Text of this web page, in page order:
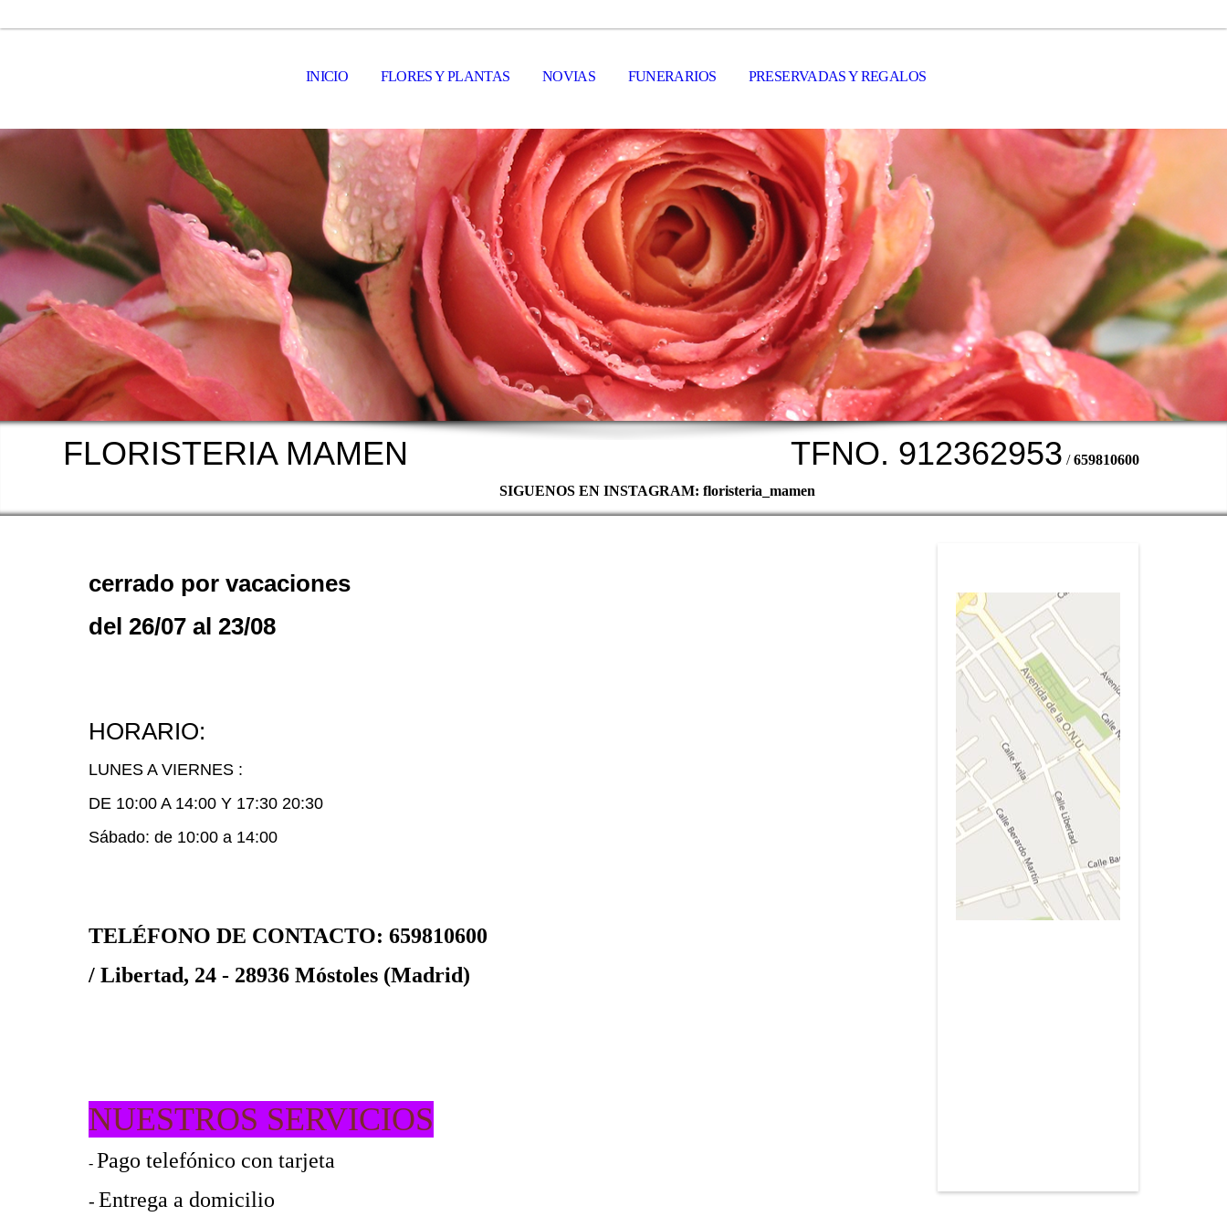
INICIO FLORES Y PLANTAS NOVIAS FUNERARIOS PRESERVADAS Y REGALOS
FLORISTERIA MAMEN TFNO. 912362953 /659810600
SIGUENOS EN INSTAGRAM: floristeria_mamen
cerrado por vacaciones
del 26/07 al 23/08
HORARIO:
LUNES A VIERNES :
DE 10:00 A 14:00 Y 17:30 20:30
Sábado: de 10:00 a 14:00
TELÉFONO DE CONTACTO: 659810600
/ Libertad, 24 - 28936 Móstoles (Madrid)
NUESTROS SERVICIOS
- Pago telefónico con tarjeta
- Entrega a domicilio